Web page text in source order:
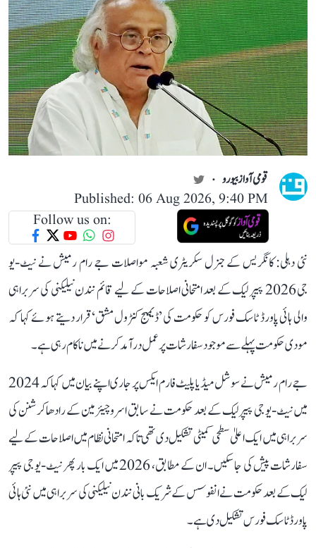
قومی آواز بیورو
Published: 06 Aug 2026, 9:40 PM
Follow us on:
نئی دہلی: کانگریس کے جنرل سکریٹری شعبہ مواصلات جے رام رمیش نے نیٹ-یو
جی 2026 پیپر لیک کے بعد امتحانی اصلاحات کے لیے قائم نندن نیلیکنی کی سربراہی
والی ہائی پاورڈ ٹاسک فورس کو حکومت کی ’ڈیمیج کنٹرول مشق‘ قرار دیتے ہوئے کہا کہ
مودی حکومت پہلے سے موجود سفارشات پر عمل درآمد کرنے میں ناکام رہی ہے۔
جے رام رمیش نے سوشل میڈیا پلیٹ فارم ایکس پر جاری اپنے بیان میں کہا کہ 2024
میں نیٹ-یو جی پیپر لیک کے بعد حکومت نے سابق اسرو چیئرمین کے رادھاکرشنن کی
سربراہی میں ایک اعلیٰ سطحی کمیٹی تشکیل دی تھی تاکہ امتحانی نظام میں اصلاحات کے لیے
سفارشات پیش کی جا سکیں۔ ان کے مطابق، 2026 میں ایک بار پھر نیٹ-یو جی پیپر
لیک کے بعد حکومت نے انفوسس کے شریک بانی نندن نیلیکنی کی سربراہی میں نئی ہائی
پاورڈ ٹاسک فورس تشکیل دی ہے۔